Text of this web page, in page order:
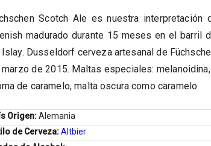
Scotch Ale es nuestra
madurado durante 15 meses en el
Dusseldorf cerveza artesanal de
de 2015. Maltas especiales:
de caramelo, malta oscura como caramelo.
Origen:Alemania
de Cerveza:Altbier